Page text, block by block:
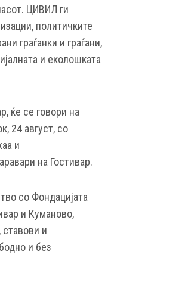
ЦИВИЛ ги
политичките
граѓанки и граѓани,
и еколошката
ќе се говори на
24 август, со
и
на Гостивар.
со Фондацијата
и Куманово,
и
и без